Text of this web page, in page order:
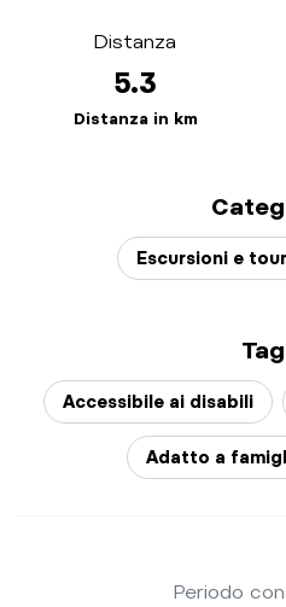
Distanza
5.3
Distanza in km
Escursioni e
Accessibile ai disabili
Adatto a
Periodo